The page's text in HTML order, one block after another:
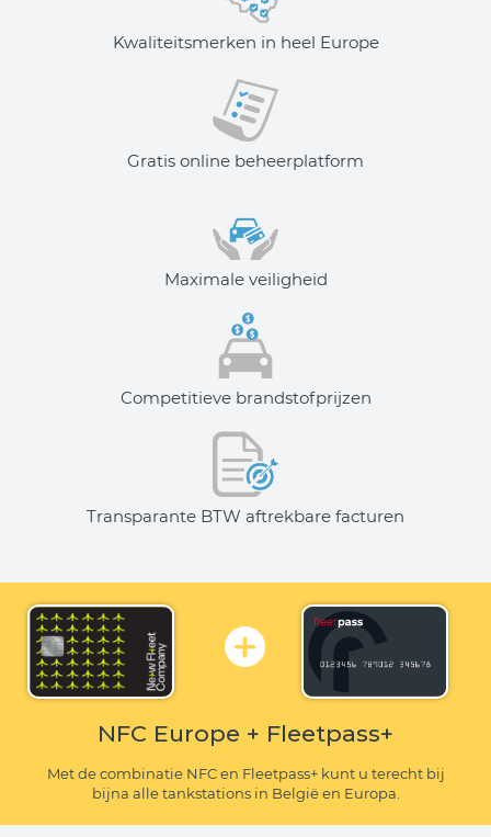
Kwaliteitsmerken in heel Europe
Gratis online beheerplatform
Maximale veiligheid
Competitieve brandstofprijzen
Transparante BTW aftrekbare facturen
NFC Europe + Fleetpass+
Met de combinatie NFC en Fleetpass+ kunt u terecht bij
bijna alle tankstations in België en Europa.